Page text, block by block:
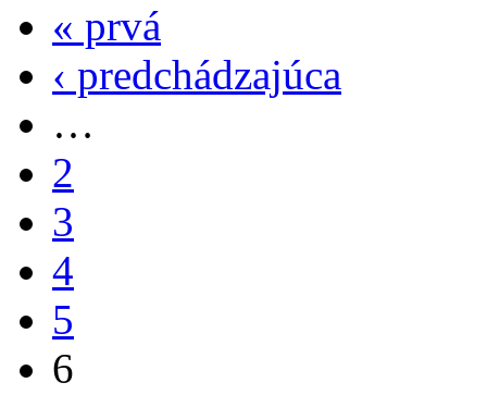
« prvá
‹ predchádzajúca
…
2
3
4
5
6